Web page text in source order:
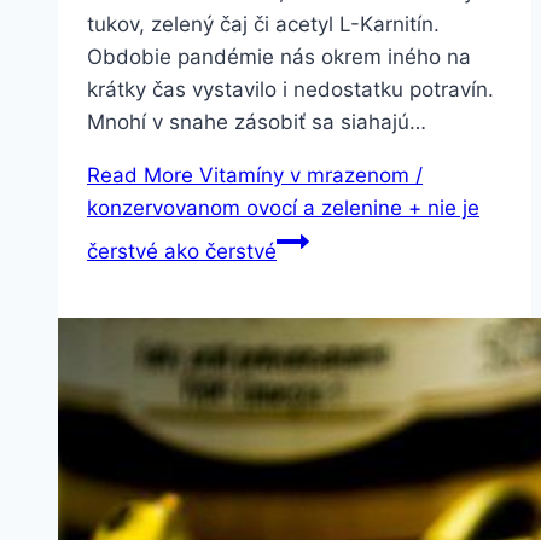
tukov, zelený čaj či acetyl L-Karnitín.
Obdobie pandémie nás okrem iného na
krátky čas vystavilo i nedostatku potravín.
Mnohí v snahe zásobiť sa siahajú…
Read More Vitamíny v mrazenom /
konzervovanom ovocí a zelenine + nie je
čerstvé ako čerstvé